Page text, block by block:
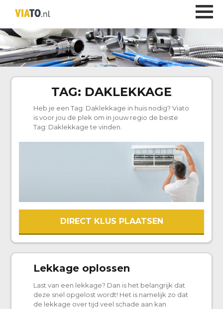
TAG: DAKLEKKAGE
Heb je een Tag: Daklekkage in huis nodig? Viato
is voor jou de plek om in jouw regio de beste
Tag: Daklekkage te vinden.
DIRECT KLUS PLAATSEN
Lekkage oplossen
Last van een lekkage? Dan is het belangrijk dat
deze snel opgelost wordt! Het is namelijk zo dat
de lekkage over tijd veel schade aan kan